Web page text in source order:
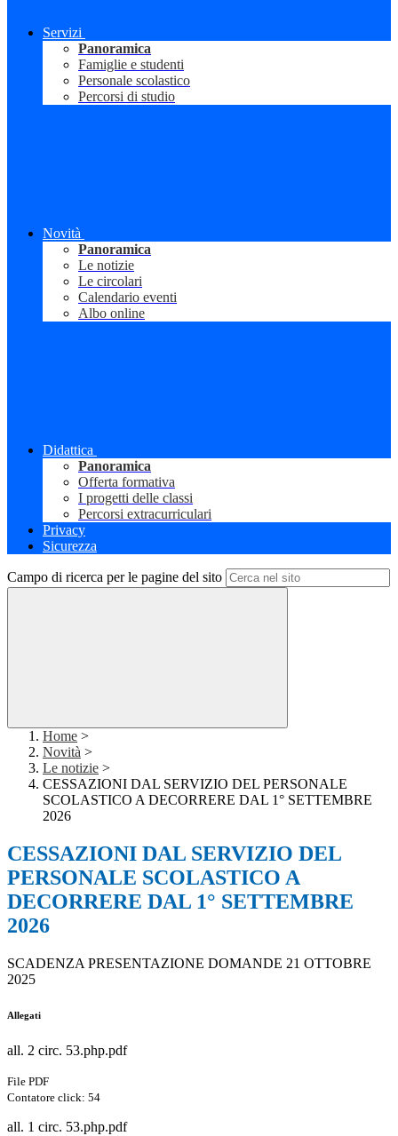
Servizi
Panoramica
Famiglie e studenti
Personale scolastico
Percorsi di studio
Novità
Panoramica
Le notizie
Le circolari
Calendario eventi
Albo online
Didattica
Panoramica
Offerta formativa
I progetti delle classi
Percorsi extracurriculari
Privacy
Sicurezza
Campo di ricerca per le pagine del sito
Home >
Novità >
Le notizie >
CESSAZIONI DAL SERVIZIO DEL PERSONALE
SCOLASTICO A DECORRERE DAL 1° SETTEMBRE
2026
CESSAZIONI DAL SERVIZIO DEL
PERSONALE SCOLASTICO A
DECORRERE DAL 1° SETTEMBRE
2026
SCADENZA PRESENTAZIONE DOMANDE 21 OTTOBRE
2025
Allegati
all. 2 circ. 53.php.pdf
File PDF
Contatore click: 54
all. 1 circ. 53.php.pdf